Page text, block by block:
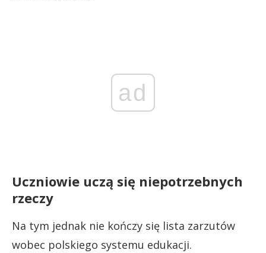
ad
Uczniowie uczą się niepotrzebnych
rzeczy
Na tym jednak nie kończy się lista zarzutów
wobec polskiego systemu edukacji.